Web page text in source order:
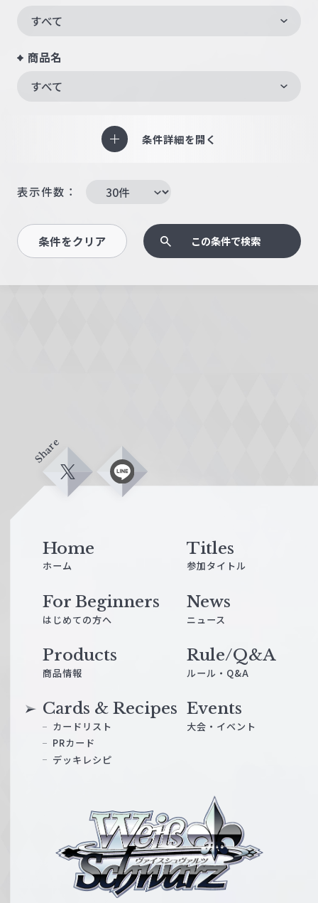
すべて
商品名
すべて
条件詳細を開く
表示件数：
条件をクリア この条件で検索
Share
X L
ス
Home
ホーム
Titles
参加タイトル
For Beginners
はじめての方へ
News
ニュース
Products
商品情報
Cards & Recipes
カードリスト
PRカード
デッキレシピ
Events
大会・イベント
Rule/Q&A
ルール・Q&A